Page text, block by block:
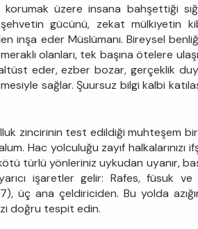
korumak üzere insana bahşettiği
gücünü, zekat mülkiyetin
inşa eder Müslümanı. Bireysel
olanları, tek başına ötelere
eder, ezber bozar, gerçeklik
sağlar. Şuursuz bilgi kalbi
zincirinin test edildiği muhteşem
Hac yolculuğu zayıf
türlü yönleriniz uykudan uyanır,
işaretler gelir: Rafes, füsuk
üç ana çeldiriciden. Bu yolda
doğru tespit edin.